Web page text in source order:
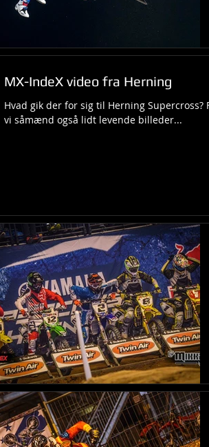
MX-IndeX video fra Herning
Hvad gik der for sig til Herning Supercross?
vi såmænd også lidt levende billeder...